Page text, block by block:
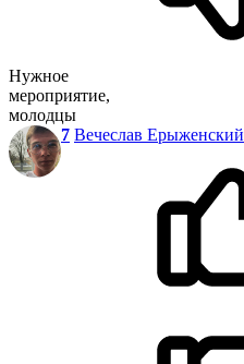
Нужное
мероприятие,
молодцы
7 Вечеслав Ерыженский